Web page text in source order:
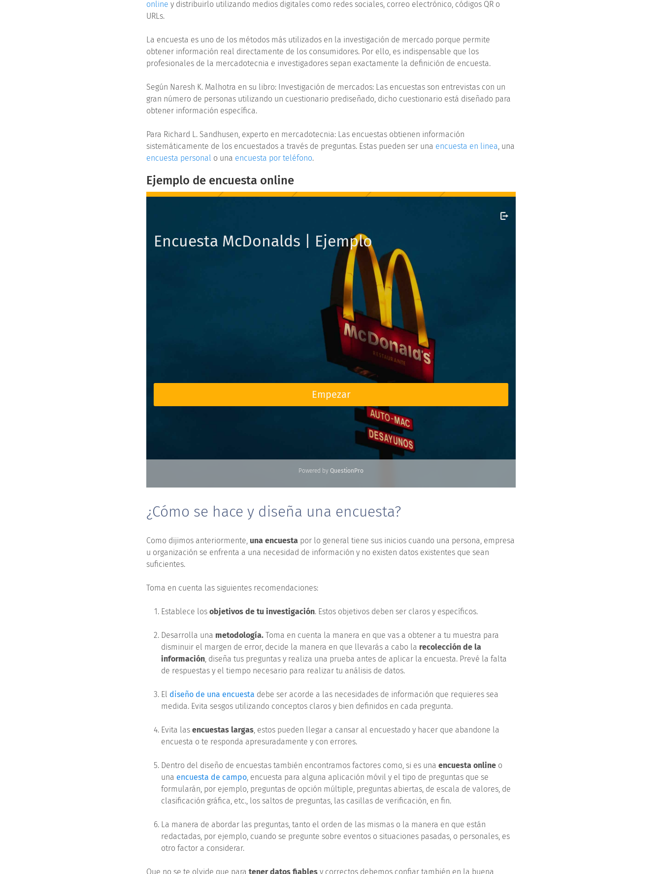
online y distribuirlo utilizando medios digitales como redes sociales, correo electrónico, códigos QR o
URLs.
La encuesta es uno de los métodos más utilizados en la investigación de mercado porque permite
obtener información real directamente de los consumidores. Por ello, es indispensable que los
profesionales de la mercadotecnia e investigadores sepan exactamente la definición de encuesta.
Según Naresh K. Malhotra en su libro: Investigación de mercados: Las encuestas son entrevistas con un
gran número de personas utilizando un cuestionario prediseñado, dicho cuestionario está diseñado para
obtener información específica.
Para Richard L. Sandhusen, experto en mercadotecnia: Las encuestas obtienen información
sistemáticamente de los encuestados a través de preguntas. Estas pueden ser una encuesta en linea , una
encuesta personal o una encuesta por teléfono.
Ejemplo de encuesta online
¿Cómo se hace y diseña una encuesta?
Como dijimos anteriormente, una encuesta por lo general tiene sus inicios cuando una persona, empresa
u organización se enfrenta a una necesidad de información y no existen datos existentes que sean
suficientes.
Toma en cuenta las siguientes recomendaciones:
Establece los objetivos de tu investigación. Estos objetivos deben ser claros y específicos.
Desarrolla una metodología. Toma en cuenta la manera en que vas a obtener a tu muestra para
disminuir el margen de error, decide la manera en que llevarás a cabo la recolección de la
información , diseña tus preguntas y realiza una prueba antes de aplicar la encuesta. Prevé la falta
de respuestas y el tiempo necesario para realizar tu análisis de datos.
El diseño de una encuesta debe ser acorde a las necesidades de información que requieres sea
medida. Evita sesgos utilizando conceptos claros y bien definidos en cada pregunta.
Evita las encuestas largas , estos pueden llegar a cansar al encuestado y hacer que abandone la
encuesta o te responda apresuradamente y con errores.
Dentro del diseño de encuestas también encontramos factores como, si es una encuesta online o
una encuesta de campo , encuesta para alguna aplicación móvil y el tipo de preguntas que se
formularán, por ejemplo, preguntas de opción múltiple, preguntas abiertas, de escala de valores, de
clasificación gráfica, etc., los saltos de preguntas, las casillas de verificación, en fin.
La manera de abordar las preguntas, tanto el orden de las mismas o la manera en que están
redactadas, por ejemplo, cuando se pregunte sobre eventos o situaciones pasadas, o personales, es
otro factor a considerar.
Que no se te olvide que para tener datos fiables y correctos debemos confiar también en la buena